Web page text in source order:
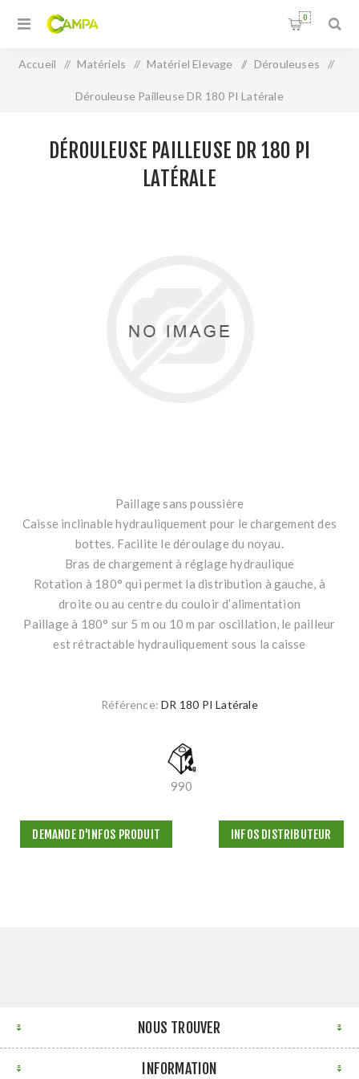
0
Accueil / Matériels / Matériel Elevage / Dérouleuses /
Dérouleuse Pailleuse DR 180 PI Latérale
DÉROULEUSE PAILLEUSE DR 180 PI
LATÉRALE
Paillage sans poussière
Caisse inclinable hydrauliquement pour le chargement des
bottes. Facilite le déroulage du noyau.
Bras de chargement à réglage hydraulique
Rotation à 180° qui permet la distribution à gauche, à
droite ou au centre du couloir d’alimentation
Paillage à 180° sur 5 m ou 10 m par oscillation, le pailleur
est rétractable hydrauliquement sous la caisse
Référence: DR 180 PI Latérale
990
DEMANDE D'INFOS PRODUIT INFOS DISTRIBUTEUR
NOUS TROUVER
INFORMATION